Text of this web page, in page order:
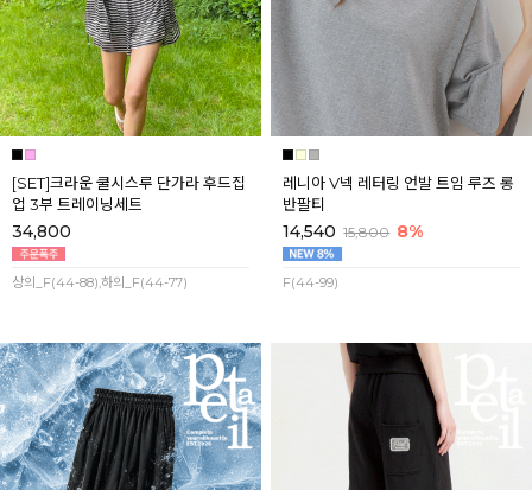
[SET]크라운 쿨시스루 단가라 후드집
업 3부 트레이닝세트
34,800
상의_F(44-88),하의_F(44-77)
레니아 V넥 레터링 언발 트임 루즈 롱
반팔티
14,540 15,800 8%
F(44-99)